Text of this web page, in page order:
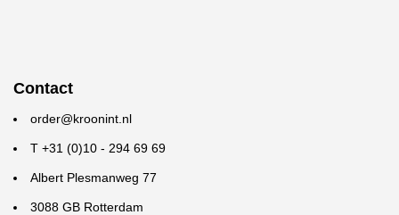
Contact
order@kroonint.nl
T +31 (0)10 - 294 69 69
Albert Plesmanweg 77
3088 GB Rotterdam